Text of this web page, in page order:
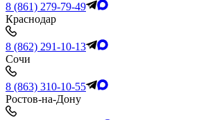
8 (861) 279-79-49
Краснодар
8 (862) 291-10-13
Сочи
8 (863) 310-10-55
Ростов-на-Дону